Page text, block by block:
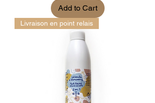
Add to Cart
Livraison en point relais